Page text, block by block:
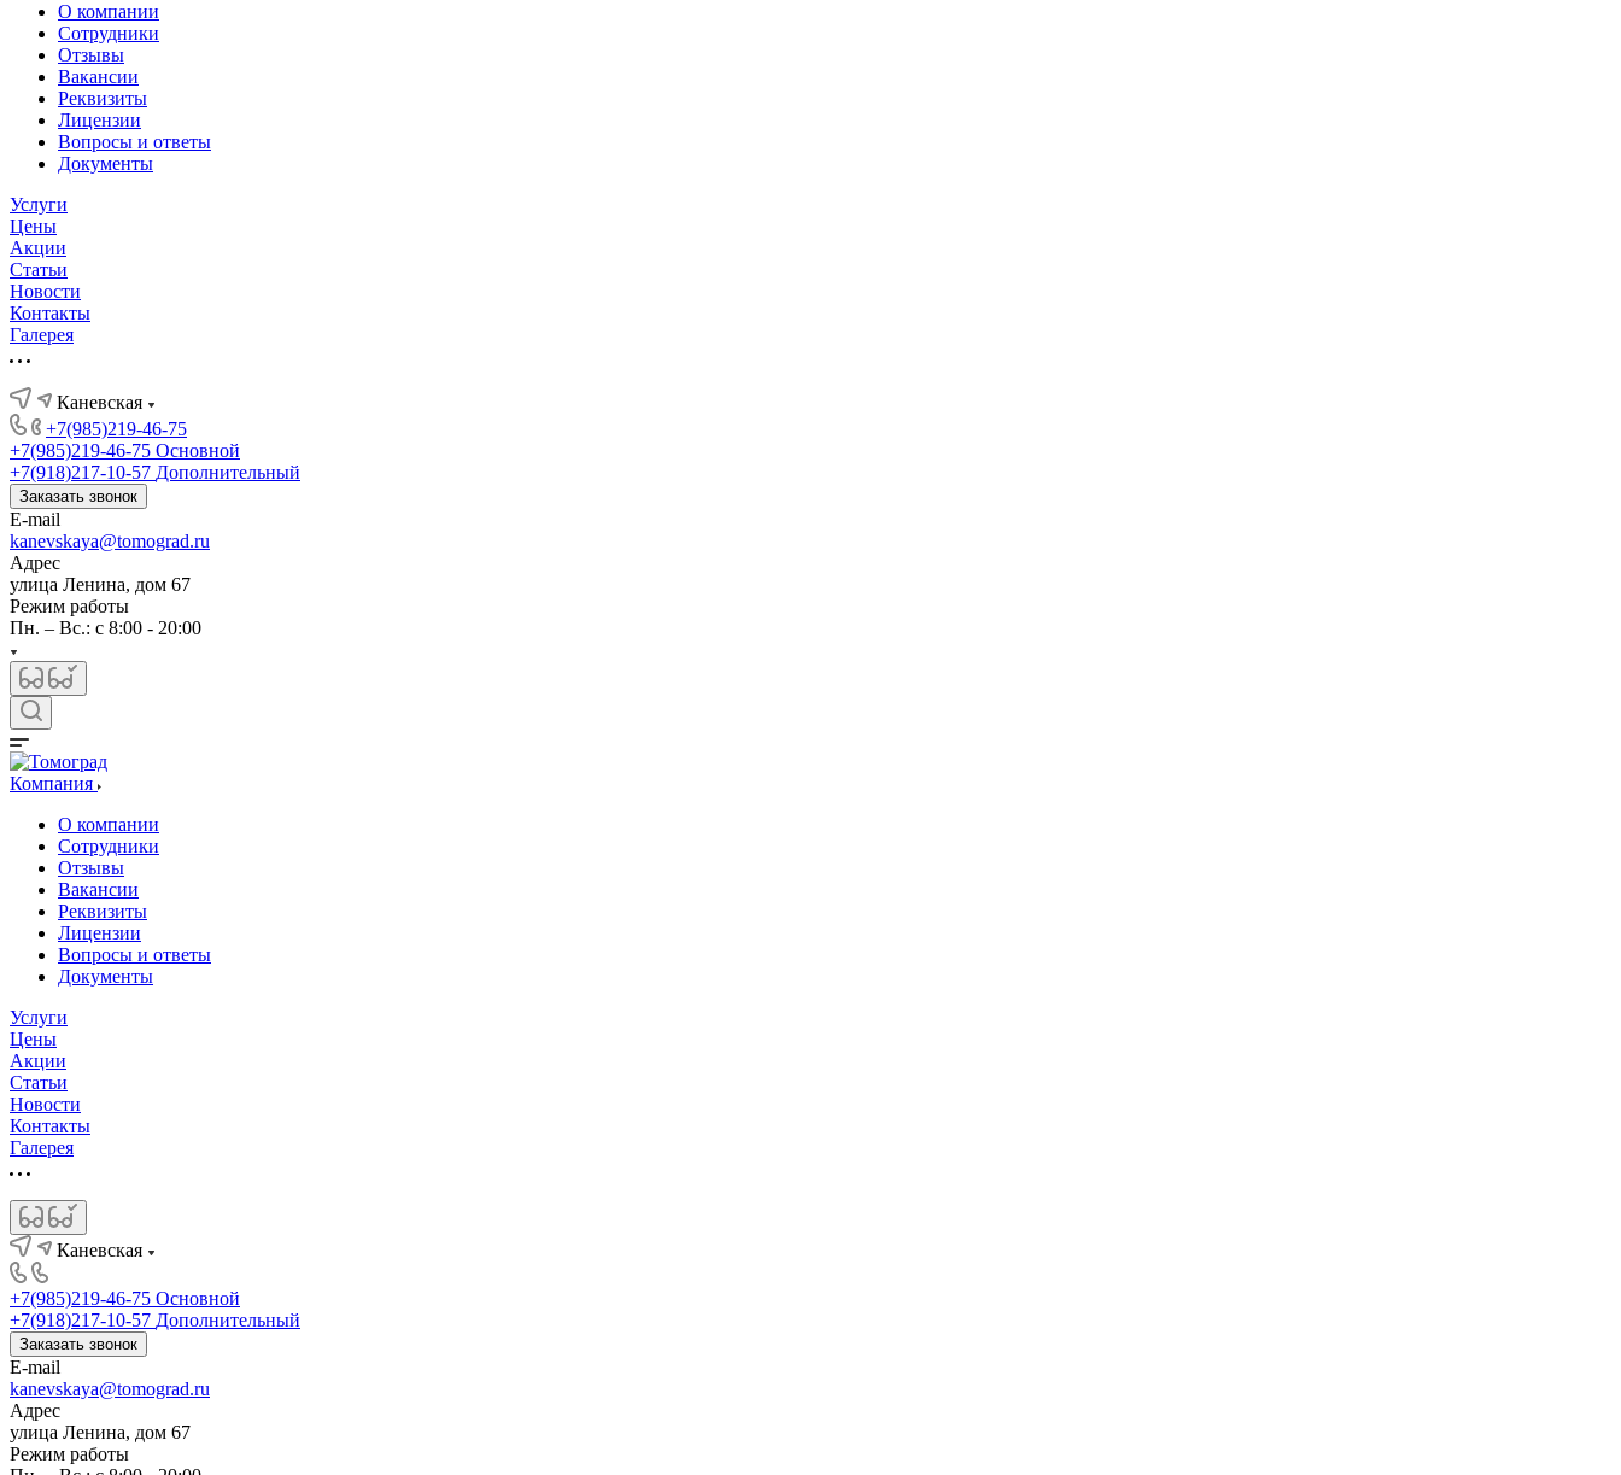
О компании
Сотрудники
Отзывы
Вакансии
Реквизиты
Лицензии
Вопросы и ответы
Документы
Услуги
Цены
Акции
Статьи
Новости
Контакты
Галерея
Каневская
+7(985)219-46-75
+7(985)219-46-75 Основной
+7(918)217-10-57 Дополнительный
Заказать звонок
E-mail
kanevskaya@tomograd.ru
Адрес
улица Ленина, дом 67
Режим работы
Пн. – Вс.: c 8:00 - 20:00
Компания
О компании
Сотрудники
Отзывы
Вакансии
Реквизиты
Лицензии
Вопросы и ответы
Документы
Услуги
Цены
Акции
Статьи
Новости
Контакты
Галерея
Каневская
+7(985)219-46-75 Основной
+7(918)217-10-57 Дополнительный
Заказать звонок
E-mail
kanevskaya@tomograd.ru
Адрес
улица Ленина, дом 67
Режим работы